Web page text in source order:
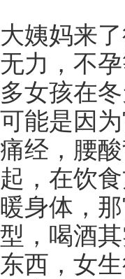
大姨妈来
无力，不
多女孩在
可能是因
痛经，腰
起，在饮
暖身体，
型，喝酒
东西，女